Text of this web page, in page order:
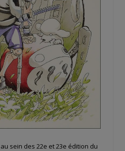
sein des 22e et 23e édition du